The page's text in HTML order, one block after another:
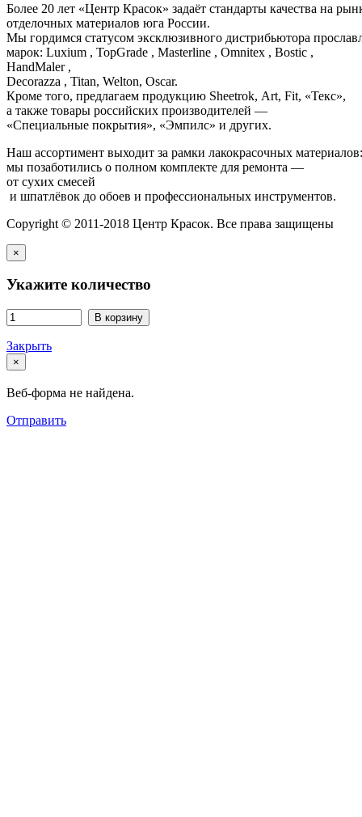
Более 20 лет «Центр Красок» задаёт стандарты качества на
отделочных материалов юга России.
Мы гордимся статусом эксклюзивного дистрибьютора
марок: Luxium , TopGrade , Masterline , Omnitex , Bostic ,
HandMaler ,
Decorazza , Titan, Welton, Oscar.
Кроме того, предлагаем продукцию Sheetrok, Art, Fit, «Текс»,
а также товары российских производителей —
«Специальные покрытия», «Эмпилс» и других.
Наш ассортимент выходит за рамки лакокрасочных
мы позаботились о полном комплекте для ремонта —
от сухих смесей
и шпатлёвок до обоев и профессиональных инструментов.
Copyright © 2011-2018 Центр Красок. Все права защищены
×
Укажите количество
В корзину
Закрыть
×
Веб-форма не найдена.
Отправить